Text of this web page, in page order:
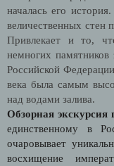
началась его
величественных стен
Привлекает и то,
немногих памятников
Российской
века была самым
над водами залива.
Обзорная
единственному в
очаровывает
восхищение